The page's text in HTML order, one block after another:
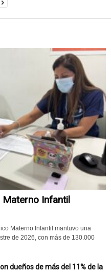
Materno Infantil
Materno Infantil mantuvo una
de 2026, con más de 130.000
dueños de más del 11% de la